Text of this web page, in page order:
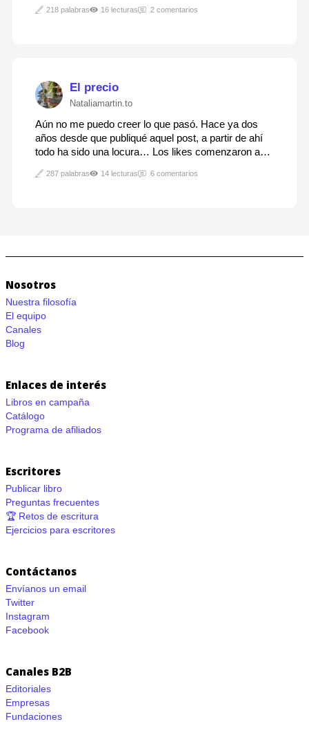
que si era un pardillo, cosas así... Increíble vaya, me
218 palabras 16 lecturas 2 comentarios
El precio
Nataliamartin.to
Aún no me puedo creer lo que pasó. Hace ya dos
años desde que publiqué aquel post, a partir de ahí
todo ha sido una locura… Los likes comenzaron a
de la luz.Nunca fue esa mi intención, no por lo
287 palabras 14 lecturas 6 comentarios
Nosotros
Nuestra filosofía
El equipo
Canales
Blog
Enlaces de interés
Libros en campaña
Catálogo
Programa de afiliados
Escritores
Publicar libro
Preguntas frecuentes
🏆 Retos de escritura
Ejercicios para escritores
Contáctanos
Envíanos un email
Twitter
Instagram
Facebook
Canales B2B
Editoriales
Empresas
Fundaciones